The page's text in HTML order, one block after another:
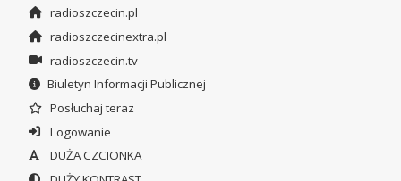
radioszczecin.pl
radioszczecinextra.pl
radioszczecin.tv
Biuletyn Informacji Publicznej
Posłuchaj teraz
Logowanie
DUŻA CZCIONKA